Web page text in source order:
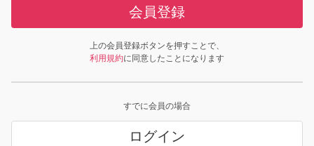
会員登録
上の会員登録ボタンを押すことで、
利用規約に同意したことになります
すでに会員の場合
ログイン